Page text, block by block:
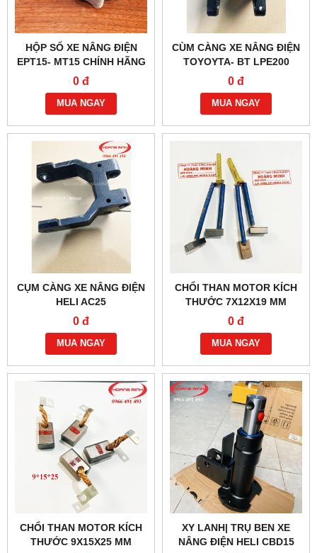
HỘP SỐ XE NÂNG ĐIỆN
EPT15- MT15 CHÍNH HÃNG
0 đ
MUA NGAY
CÙM CÀNG XE NÂNG ĐIỆN
TOYOYTA- BT LPE200
0 đ
MUA NGAY
CỤM CÀNG XE NÂNG ĐIỆN
HELI AC25
0 đ
MUA NGAY
CHỔI THAN MOTOR KÍCH
THƯỚC 7X12X19 MM
0 đ
MUA NGAY
CHỔI THAN MOTOR KÍCH
THƯỚC 9X15X25 MM
XY LANH| TRỤ BEN XE
NÂNG ĐIỆN HELI CBD15